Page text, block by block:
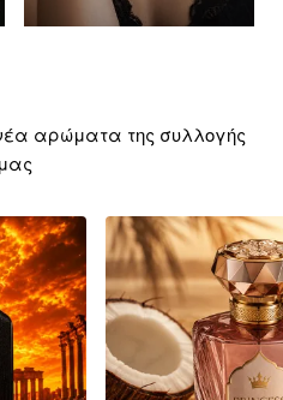
αρώματα της συλλογής
μας